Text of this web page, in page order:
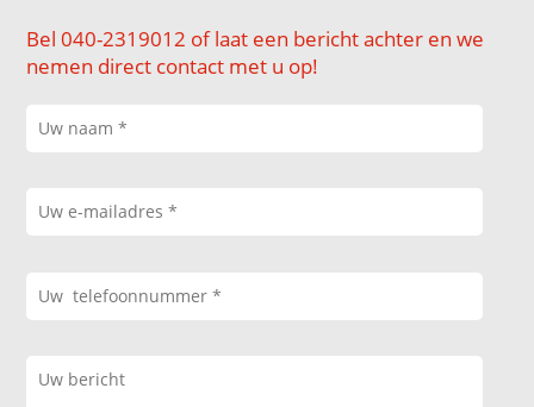
Bel 040-2319012 of laat een bericht achter en we
nemen direct contact met u op!